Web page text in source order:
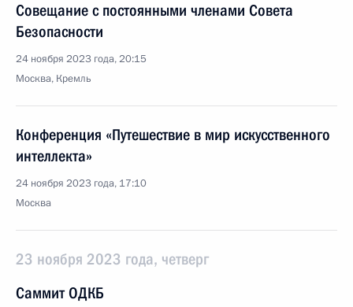
Совещание с постоянными членами Совета
Безопасности
24 ноября 2023 года, 20:15
Москва, Кремль
Конференция «Путешествие в мир искусственного
интеллекта»
24 ноября 2023 года, 17:10
Москва
23 ноября 2023 года, четверг
Саммит ОДКБ